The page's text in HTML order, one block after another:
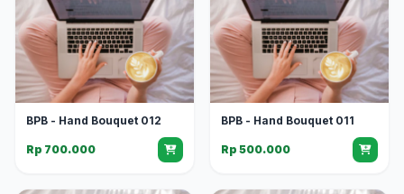
BPB - Hand Bouquet 012
Rp 700.000
BPB - Hand Bouquet 011
Rp 500.000